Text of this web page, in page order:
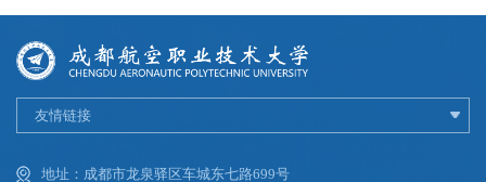
友情链接
地址：成都市龙泉驿区车城东七路699号